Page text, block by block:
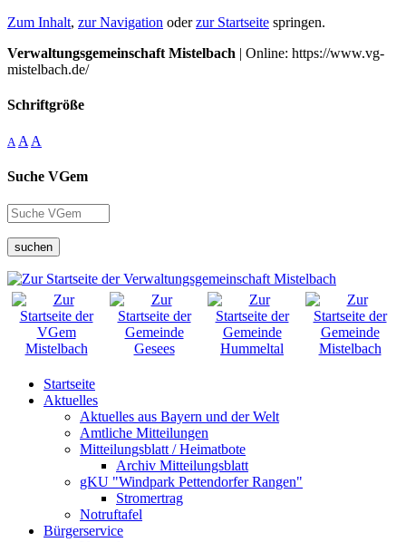
Zum Inhalt, zur Navigation oderzur Startseite springen.
Verwaltungsgemeinschaft Mistelbach | Online: https://www.vg-
mistelbach.de/
Schriftgröße
A A A
Suche VGem
suchen
Startseite
Aktuelles
Aktuelles aus Bayern und der Welt
Amtliche Mitteilungen
Mitteilungsblatt / Heimatbote
Archiv Mitteilungsblatt
gKU "Windpark Pettendorfer Rangen"
Stromertrag
Notruftafel
Bürgerservice